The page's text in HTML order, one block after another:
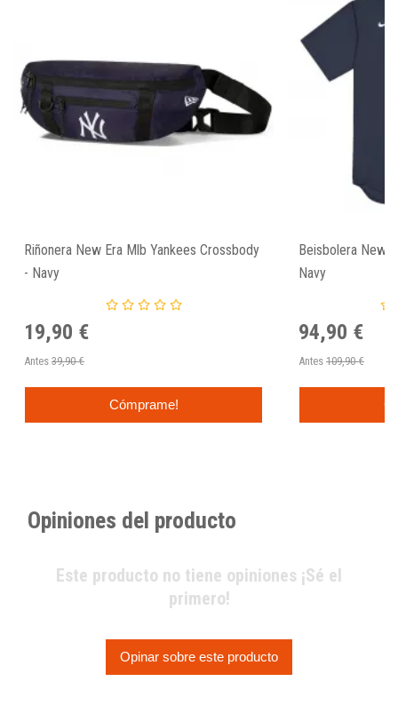
Riñonera New Era Mlb Yankees Crossbody
- Navy
19,90 €
Antes 39,90 €
Cómprame!
Beisbolera New
Navy
94,90 €
Antes 109,90 €
Opiniones del producto
Este producto no tiene opiniones ¡Sé el
primero!
Opinar sobre este producto